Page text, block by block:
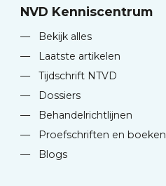
NVD Kenniscentrum
—
Bekijk alles
—
Laatste artikelen
—
Tijdschrift NTVD
—
Dossiers
—
Behandelrichtlijnen
—
Proefschriften en boeken
—
Blogs